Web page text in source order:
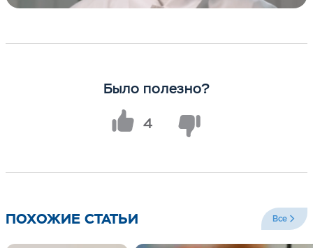
Было полезно?
4
ПОХОЖИЕ СТАТЬИ Все